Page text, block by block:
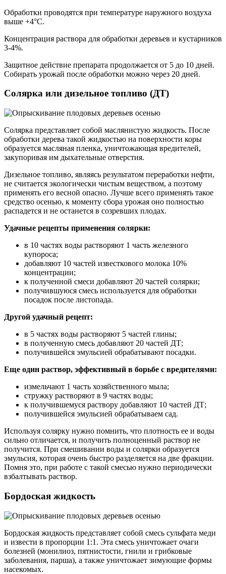
Обработки проводятся при температуре наружного воздуха
выше +4°C.
Концентрация раствора для обработки деревьев и кустарников
3-4%.
Защитное действие препарата продолжается от 5 до 10 дней.
Собирать урожай после обработки можно через 20 дней.
Солярка или дизельное топливо (ДТ)
Солярка представляет собой маслянистую жидкость. После
обработки дерева такой жидкостью на поверхности коры
образуется масляная пленка, уничтожающая вредителей,
закупоривая им дыхательные отверстия.
Дизельное топливо, являясь результатом переработки нефти,
не считается экологически чистым веществом, а поэтому
применять его весной опасно. Лучше всего применять такое
средство осенью, к моменту сбора урожая оно полностью
распадется и не останется в созревших плодах.
Удачные рецепты применения солярки:
в 10 частях воды растворяют 1 часть железного
купороса;
добавляют 10 частей известкового молока 10%
концентрации;
к полученной смеси добавляют 20 частей солярки;
получившуюся смесь используется для обработки
посадок после листопада.
Другой удачный рецепт:
в 5 частях воды растворяют 5 частей глины;
в полученную смесь добавляют 20 частей ДТ;
получившейся эмульсией обрабатывают посадки.
Еще один раствор, эффективный в борьбе с вредителями:
измельчают 1 часть хозяйственного мыла;
стружку растворяют в 9 частях воды;
к получившемуся раствору добавляют 10 частей ДТ;
получившейся эмульсией обрабатываем сад.
Используя солярку нужно помнить, что плотность ее и воды
сильно отличается, и получить полноценный раствор не
получится. При смешивании воды и солярки образуется
эмульсия, которая очень быстро разделяется на две фракции.
Помня это, при работе с такой смесью нужно периодически
взбалтывать раствор.
Бордоская жидкость
Бордоская жидкость представляет собой смесь сульфата меди
и извести в пропорции 1:1. Эта смесь уничтожает очаги
болезней (монилиоз, пятнистости, гнили и грибковые
заболевания, парша), а также уничтожает зимующие формы
насекомых.